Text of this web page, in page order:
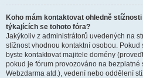
Koho mám kontaktovat ohledně
týkajících se tohoto fóra?
Jakýkoliv z administrátorů uvedených na
stížnost vhodnou kontaktní osobou.
byste kontaktovat majitele domény
pokud je fórum provozováno na bezplatné
Webzdarma atd.), vedení nebo oddělení